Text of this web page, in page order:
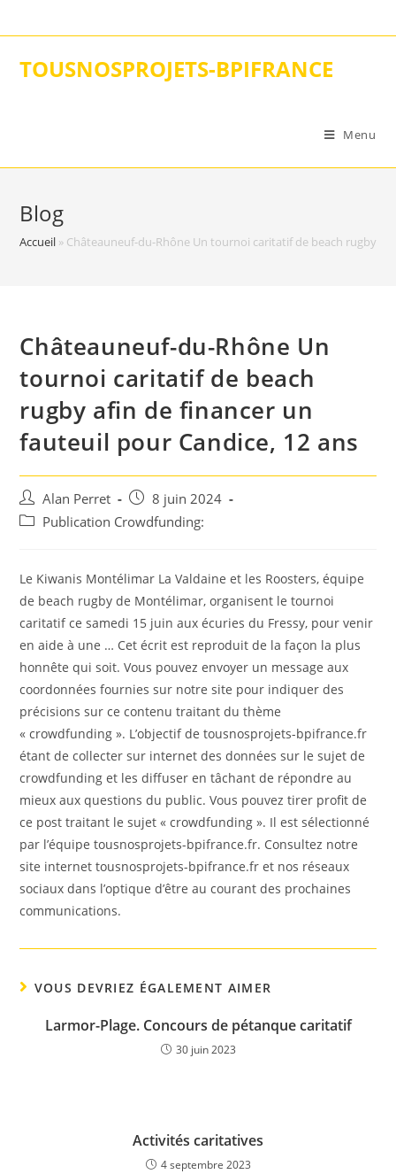
to
TOUSNOSPROJETS-BPIFRANCE
Menu
Blog
Accueil » Châteauneuf-du-Rhône Un tournoi caritatif de beach rugby
Châteauneuf-du-Rhône Un
tournoi caritatif de beach
rugby afin de financer un
fauteuil pour Candice, 12 ans
Auteur/autrice
de
Alan Perret
Post
published:
8 juin 2024
PostPublication Crowdfunding:
Le Kiwanis Montélimar La Valdaine et les Roosters, équipe
de beach rugby de Montélimar, organisent le tournoi
caritatif ce samedi 15 juin aux écuries du Fressy, pour venir
en aide à une … Cet écrit est reproduit de la façon la plus
honnête qui soit. Vous pouvez envoyer un message aux
coordonnées fournies sur notre site pour indiquer des
précisions sur ce contenu traitant du thème
« crowdfunding ». L’objectif de tousnosprojets-bpifrance.fr
étant de collecter sur internet des données sur le sujet de
crowdfunding et les diffuser en tâchant de répondre au
mieux aux questions du public. Vous pouvez tirer profit de
ce post traitant le sujet « crowdfunding ». Il est sélectionné
par l’équipe tousnosprojets-bpifrance.fr. Consultez notre
site internet tousnosprojets-bpifrance.fr et nos réseaux
sociaux dans l’optique d’être au courant des prochaines
communications.
VOUS DEVRIEZ ÉGALEMENT AIMER
Larmor-Plage. Concours de pétanque caritatif
30 juin 2023
Activités caritatives
4 septembre 2023